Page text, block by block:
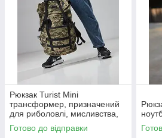
Рюкзак Turist Mini
трансформер, призначений
для риболовлі, мисливства,
туризму, на 30-50л, колір
піксель
Готово до відправки